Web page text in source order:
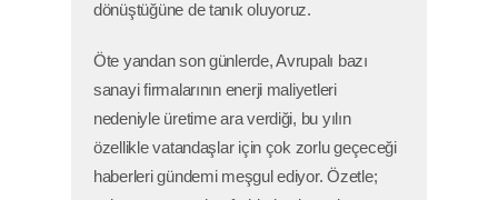
dönüştüğüne de tanık oluyoruz.
Öte yandan son günlerde, Avrupalı bazı
sanayi firmalarının enerji maliyetleri
nedeniyle üretime ara verdiği, bu yılın
özellikle vatandaşlar için çok zorlu geçeceği
haberleri gündemi meşgul ediyor. Özetle;